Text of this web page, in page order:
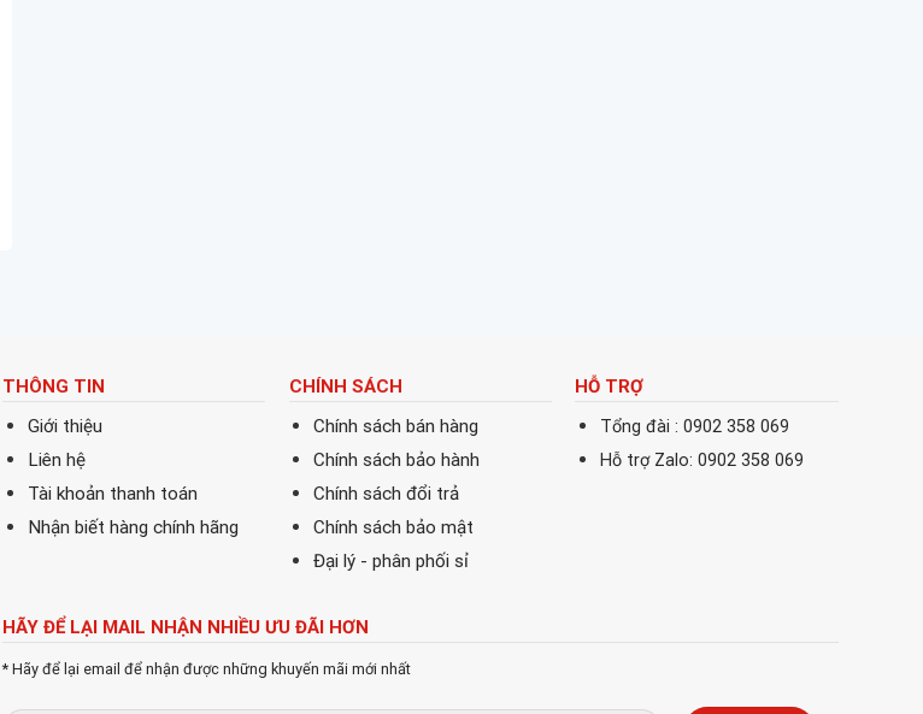
THÔNG TIN
Giới thiệu
Liên hệ
Tài khoản thanh toán
Nhận biết hàng chính hãng
CHÍNH SÁCH
Chính sách bán hàng
Chính sách bảo hành
Chính sách đổi trả
Chính sách bảo mật
Đại lý - phân phối sỉ
HỖ TRỢ
Tổng đài : 0902 358 069
Hỗ trợ Zalo: 0902 358 069
HÃY ĐỂ LẠI MAIL NHẬN NHIỀU ƯU ĐÃI HƠN
* Hãy để lại email để nhận được những khuyến mãi mới nhất